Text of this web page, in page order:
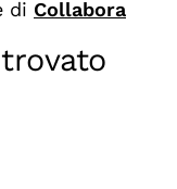
di Collabora